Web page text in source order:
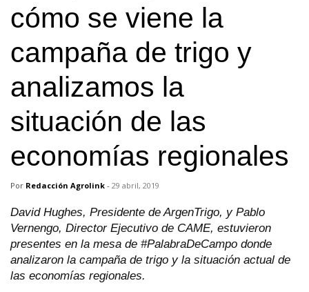
cómo se viene la
campaña de trigo y
analizamos la
situación de las
economías regionales
Por Redacción Agrolink - 29 abril, 2019
David Hughes, Presidente de ArgenTrigo, y Pablo
Vernengo, Director Ejecutivo de CAME, estuvieron
presentes en la mesa de #PalabraDeCampo donde
analizaron la campaña de trigo y la situación actual de
las economías regionales.